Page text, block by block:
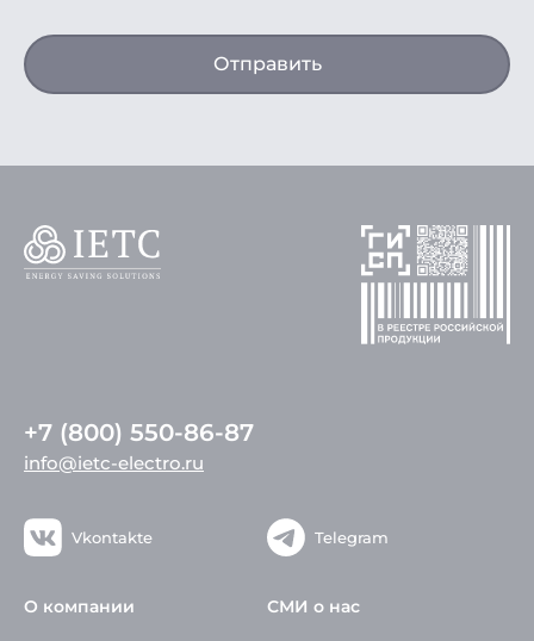
Отправить
+7 (800) 550-86-87
info@ietc-electro.ru
Vkontakte Telegram
О компании СМИ о нас